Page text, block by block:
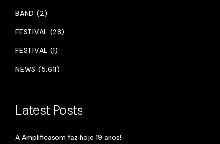
BAND (2)
FESTIVAL (28)
FESTIVAL (1)
NEWS (5,611)
Latest Posts
A Amplificasom faz hoje 19 anos!